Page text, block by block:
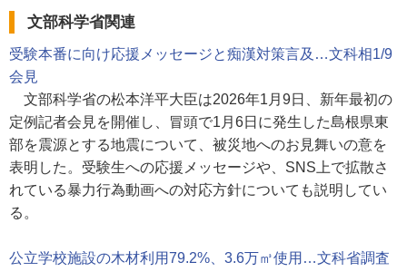
文部科学省関連
受験本番に向け応援メッセージと痴漢対策言及…文科相1/9
会見
文部科学省の松本洋平大臣は2026年1月9日、新年最初の
定例記者会見を開催し、冒頭で1月6日に発生した島根県東
部を震源とする地震について、被災地へのお見舞いの意を
表明した。受験生への応援メッセージや、SNS上で拡散さ
れている暴力行為動画への対応方針についても説明してい
る。
公立学校施設の木材利用79.2%、3.6万㎥使用…文科省調査